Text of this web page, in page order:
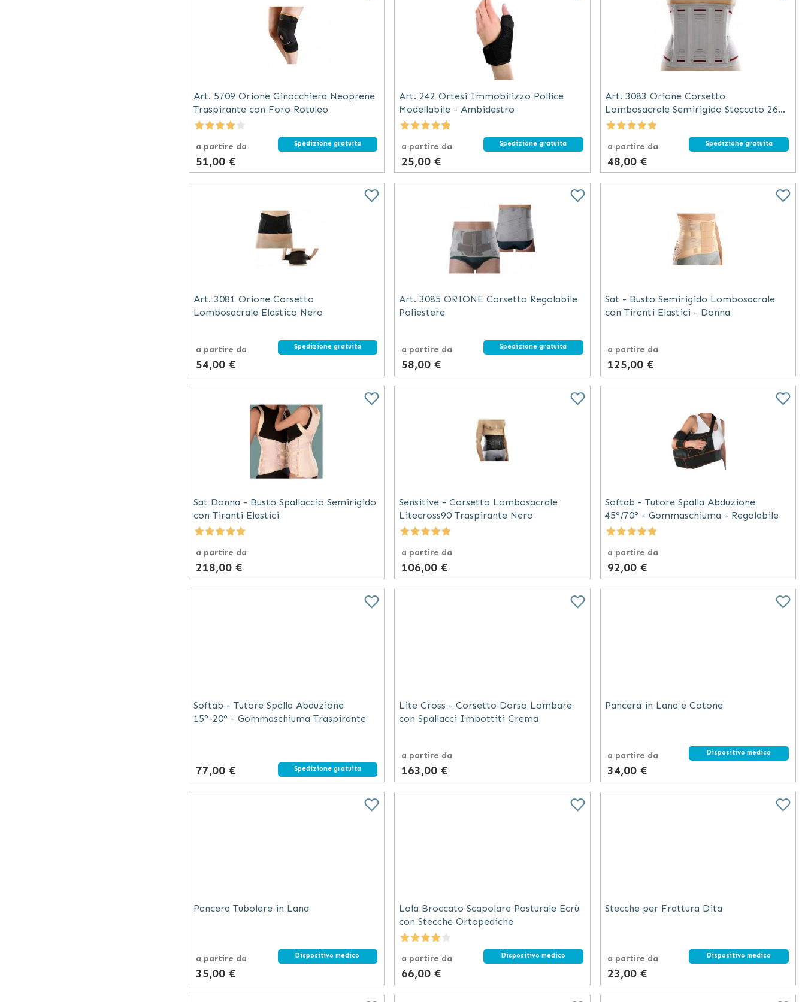
Art. 5709 Orione Ginocchiera Neoprene
Traspirante con Foro Rotuleo
a partire da
51,00 €
Spedizione gratuita
Art. 242 Ortesi Immobilizzo Pollice
Modellabile - Ambidestro
a partire da
25,00 €
Spedizione gratuita
Art. 3083 Orione Corsetto
Lombosacrale Semirigido Steccato 26
cm
a partire da
48,00 €
Spedizione gratuita
Art. 3081 Orione Corsetto
Lombosacrale Elastico Nero
a partire da
54,00 €
Spedizione gratuita
Art. 3085 ORIONE Corsetto Regolabile
Poliestere
a partire da
58,00 €
Spedizione gratuita
Sat - Busto Semirigido Lombosacrale
con Tiranti Elastici - Donna
a partire da
125,00 €
Sat Donna - Busto Spallaccio Semirigido
con Tiranti Elastici
a partire da
218,00 €
Sensitive - Corsetto Lombosacrale
Litecross90 Traspirante Nero
a partire da
106,00 €
Softab - Tutore Spalla Abduzione
45°/70° - Gommaschiuma - Regolabile
a partire da
92,00 €
Softab - Tutore Spalla Abduzione
15°-20° - Gommaschiuma Traspirante
77,00 € Spedizione gratuita
Lite Cross - Corsetto Dorso Lombare
con Spallacci Imbottiti Crema
a partire da
163,00 €
Pancera in Lana e Cotone
a partire da
34,00 €
Dispositivo medico
Pancera Tubolare in Lana
a partire da
35,00 €
Dispositivo medico
Lola Broccato Scapolare Posturale Ecrù
con Stecche Ortopediche
a partire da
66,00 €
Dispositivo medico
Stecche per Frattura Dita
a partire da
23,00 €
Dispositivo medico